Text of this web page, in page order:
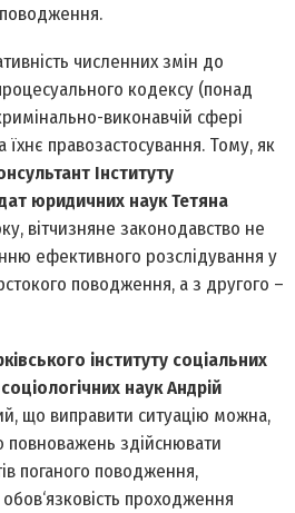
численних змін до
кодексу (понад
виконавчій сфері
правозастосування. Тому, як
Інституту
юридичних наук Тетяна
вітчизняне законодавство не
ефективного розслідування у
поводження, а з другого –
інституту соціальних
наук Андрій
що виправити ситуацію можна,
повноважень здійснювати
поганого поводження,
проходження